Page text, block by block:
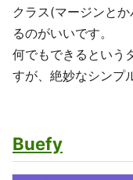
クラス(マージンと
るのがいいです。
何でもできるという
すが、絶妙なシンプ
Buefy